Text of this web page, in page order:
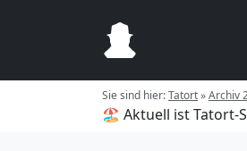
Sie sind hier:Tatort»Archiv
🏖️ Aktuell ist Tatort-